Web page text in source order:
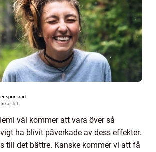
väl kommer att vara över så
ha blivit påverkade av dess effekter.
till det bättre. Kanske kommer vi att få